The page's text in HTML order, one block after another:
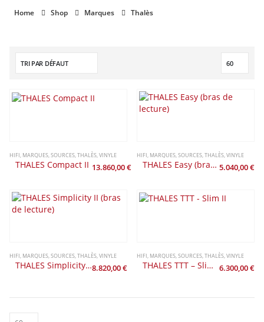
Home Shop Marques Thalès
HIFI, MARQUES,SOURCES,THALÈS,VINYLE
THALES Compact II 13.860,00€
HIFI, MARQUES,SOURCES,THALÈS,VINYLE
THALES Easy (bras de lecture) 5.040,00€
HIFI MARQUES SOURCES THALÈS VINYLE
THALES Simplicity II (bras de lecture)8.820,00€
HIFI MARQUES SOURCES THALÈS VINYLE
THALES TTT – Slim II 6.300,00€